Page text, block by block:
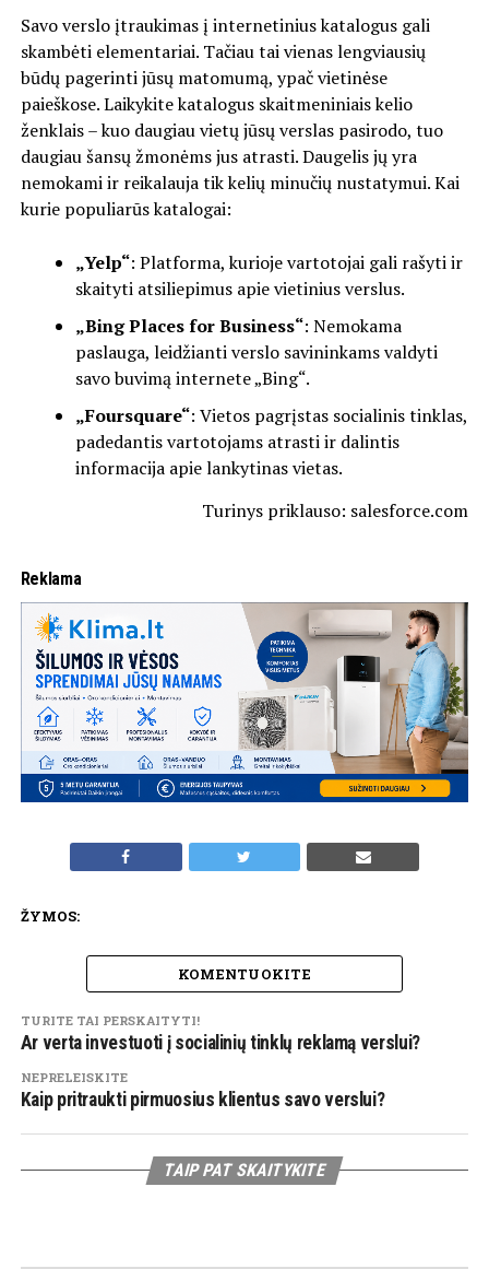
Savo verslo įtraukimas į internetinius katalogus gali
skambėti elementariai. Tačiau tai vienas lengviausių
būdų pagerinti jūsų matomumą, ypač vietinėse
paieškose. Laikykite katalogus skaitmeniniais kelio
ženklais – kuo daugiau vietų jūsų verslas pasirodo, tuo
daugiau šansų žmonėms jus atrasti. Daugelis jų yra
nemokami ir reikalauja tik kelių minučių nustatymui. Kai
kurie populiarūs katalogai:
„Yelp“: Platforma, kurioje vartotojai gali rašyti ir
skaityti atsiliepimus apie vietinius verslus.
„Bing Places for Business“: Nemokama
paslauga, leidžianti verslo savininkams valdyti
savo buvimą internete „Bing“.
„Foursquare“: Vietos pagrįstas socialinis tinklas,
padedantis vartotojams atrasti ir dalintis
informacija apie lankytinas vietas.
Turinys priklauso: salesforce.com
Reklama
ŽYMOS:
KOMENTUOKITE
TURITE TAI PERSKAITYTI!
Ar verta investuoti į socialinių tinklų reklamą verslui?
NEPRELEISKITE
Kaip pritraukti pirmuosius klientus savo verslui?
TAIP PAT SKAITYKITE